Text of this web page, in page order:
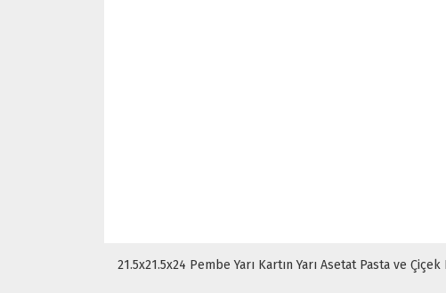
21.5x21.5x24 Pembe Yarı Kartın Yarı Asetat Pasta ve